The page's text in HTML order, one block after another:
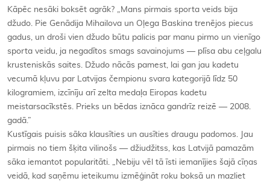
Kāpēc nesāki boksēt agrāk? „Mans pirmais sporta veids bija
džudo. Pie Genādija Mihailova un Oļega Baskina trenējos piecus
gadus, un droši vien džudo būtu palicis par manu pirmo un vienīgo
sporta veidu, ja negadītos smags savainojums — plīsa abu ceļgalu
krusteniskās saites. Džudo nācās pamest, lai gan jau kadetu
vecumā kļuvu par Latvijas čempionu svara kategorijā līdz 50
kilogramiem, izcīnīju arī zelta medaļa Eiropas kadetu
meistarsacīkstēs. Prieks un bēdas iznāca gandrīz reizē — 2008.
gadā.”
Kustīgais puisis sāka klausīties un ausīties draugu padomos. Jau
pirmais no tiem šķita vilinošs — džiudžitss, kas Latvijā pamazām
sāka iemantot popularitāti. „Nebiju vēl tā īsti iemanījies šajā cīņas
veidā, kad saņēmu ieteikumu izmēģināt roku boksā un mazliet